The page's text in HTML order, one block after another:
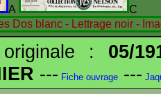
A
: 05/
--- Fiche ouvrage ---